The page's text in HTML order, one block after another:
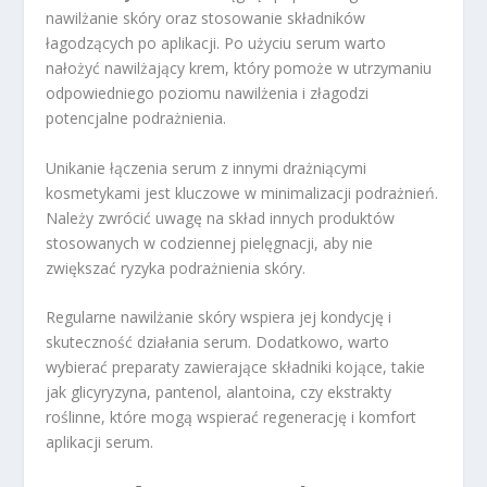
nawilżanie skóry oraz stosowanie składników
łagodzących po aplikacji. Po użyciu serum warto
nałożyć nawilżający krem, który pomoże w utrzymaniu
odpowiedniego poziomu nawilżenia i złagodzi
potencjalne podrażnienia.
Unikanie łączenia serum z innymi drażniącymi
kosmetykami jest kluczowe w minimalizacji podrażnień.
Należy zwrócić uwagę na skład innych produktów
stosowanych w codziennej pielęgnacji, aby nie
zwiększać ryzyka podrażnienia skóry.
Regularne nawilżanie skóry wspiera jej kondycję i
skuteczność działania serum. Dodatkowo, warto
wybierać preparaty zawierające składniki kojące, takie
jak glicyryzyna, pantenol, alantoina, czy ekstrakty
roślinne, które mogą wspierać regenerację i komfort
aplikacji serum.